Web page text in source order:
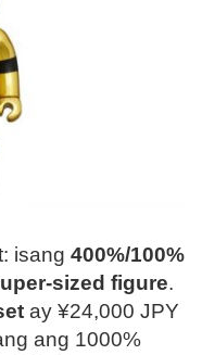
isang 400%/100%
sized figure.
ay ¥24,000 JPY
ang 1000%